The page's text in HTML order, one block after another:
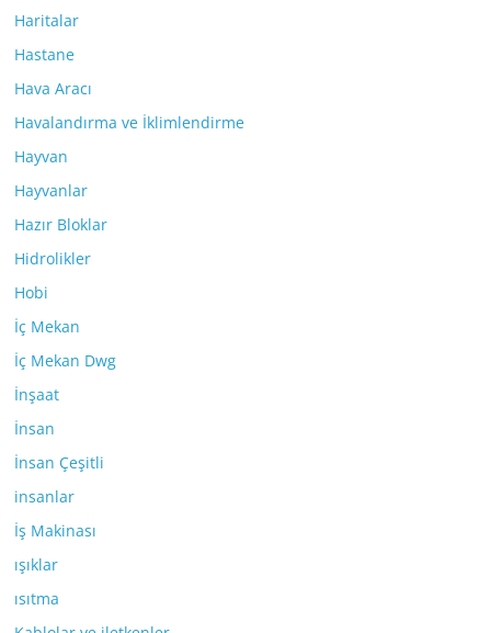
Haritalar
Hastane
Hava Aracı
Havalandırma ve İklimlendirme
Hayvan
Hayvanlar
Hazır Bloklar
Hidrolikler
Hobi
İç Mekan
İç Mekan Dwg
İnşaat
İnsan
İnsan Çeşitli
insanlar
İş Makinası
ışıklar
ısıtma